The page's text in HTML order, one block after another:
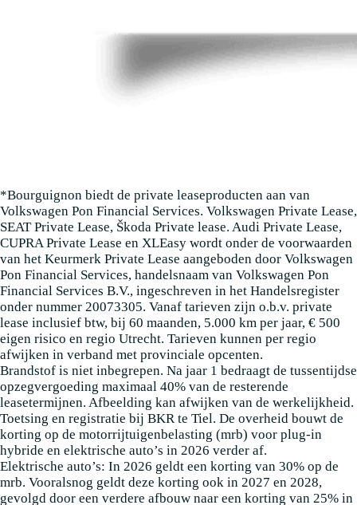
*Bourguignon biedt de private leaseproducten aan van
Volkswagen Pon Financial Services. Volkswagen Private Lease,
SEAT Private Lease, Škoda Private lease. Audi Private Lease,
CUPRA Private Lease en XLEasy wordt onder de voorwaarden
van het Keurmerk Private Lease aangeboden door Volkswagen
Pon Financial Services, handelsnaam van Volkswagen Pon
Financial Services B.V., ingeschreven in het Handelsregister
onder nummer 20073305. Vanaf tarieven zijn o.b.v. private
lease inclusief btw, bij 60 maanden, 5.000 km per jaar, € 500
eigen risico en regio Utrecht. Tarieven kunnen per regio
afwijken in verband met provinciale opcenten.
Brandstof is niet inbegrepen. Na jaar 1 bedraagt de tussentijdse
opzegvergoeding maximaal 40% van de resterende
leasetermijnen. Afbeelding kan afwijken van de werkelijkheid.
Toetsing en registratie bij BKR te Tiel. De overheid bouwt de
korting op de motorrijtuigenbelasting (mrb) voor plug-in
hybride en elektrische auto’s in 2026 verder af.
Elektrische auto’s: In 2026 geldt een korting van 30% op de
mrb. Vooralsnog geldt deze korting ook in 2027 en 2028,
gevolgd door een verdere afbouw naar een korting van 25% in